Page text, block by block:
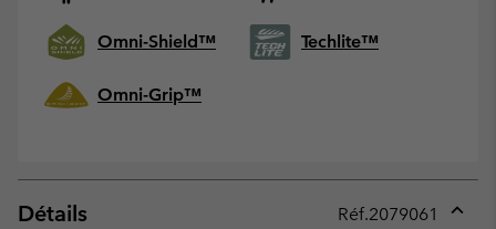
Omni-Shield™ Techlite™
Omni-Grip™
Détails Réf.2079061